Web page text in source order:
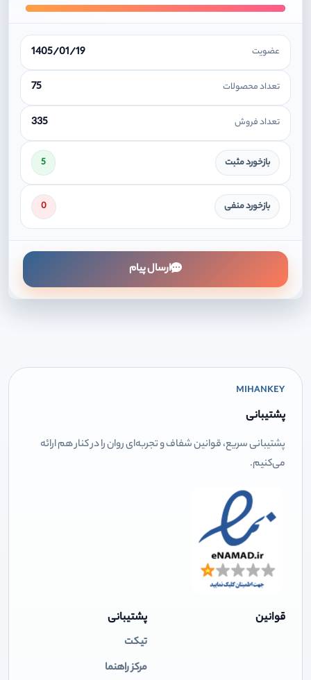
عضویت 1405/01/19
تعداد محصولات 75
تعداد فروش 335
بازخورد مثبت 5
بازخورد منفی 0
ارسال پیام
MIHANKEY
پشتیبانی
پشتیبانی سریع، قوانین شفاف و تجربه‌ای روان را در کنار هم ارائه
می‌کنیم.
قوانین پشتیبانی
تیکت
مرکز راهنما